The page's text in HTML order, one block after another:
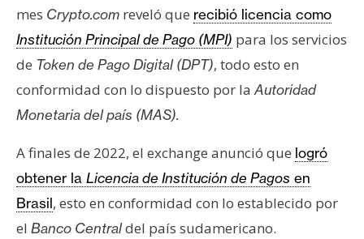
mes Crypto.com reveló que recibió licencia como
Institución Principal de Pago (MPI) para los servicios
de Token de Pago Digital (DPT), todo esto en
conformidad con lo dispuesto por la Autoridad
Monetaria del país (MAS).
A finales de 2022, el exchange anunció que logró
obtener la Licencia de Institución de Pagos en
Brasil, esto en conformidad con lo establecido por
el Banco Centraldel país sudamericano.